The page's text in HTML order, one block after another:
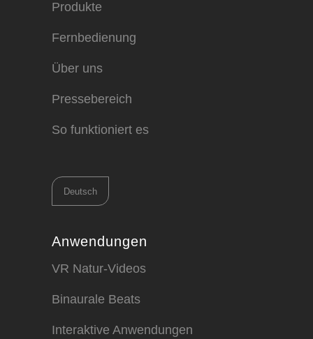
Produkte
Fernbedienung
Über uns
Pressebereich
So funktioniert es
Sprache
auswählen
Anwendungen
VR Natur-Videos
Binaurale Beats
Interaktive Anwendungen